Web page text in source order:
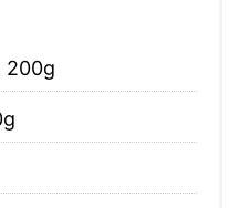
200g